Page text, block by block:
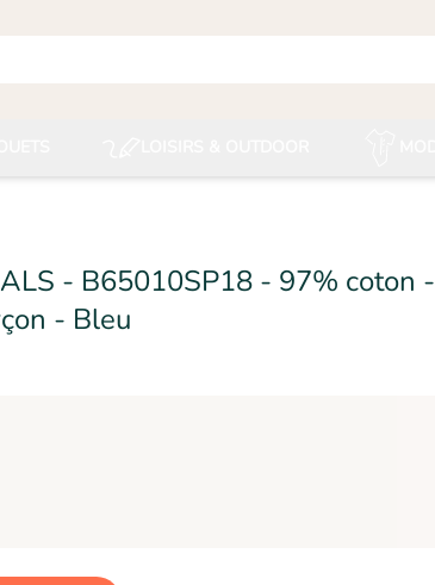
- B65010SP18 - 97% coton -
- Bleu- ESSENTIALS